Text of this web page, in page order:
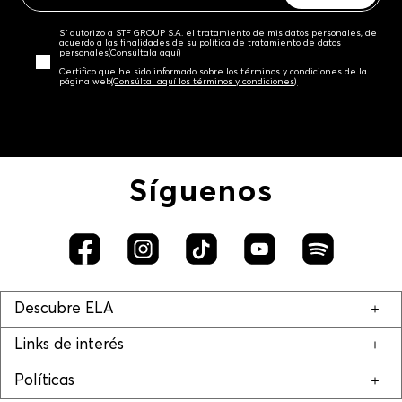
Sí autorizo a STF GROUP S.A. el tratamiento de mis datos personales, de
acuerdo a las finalidades de su política de tratamiento de datos
personales‎(Consúltala aquí)
Certifico que he sido informado sobre los términos y condiciones de la
página web‎(Consúltal aquí los términos y condiciones)
Síguenos
Descubre ELA
Links de interés
Políticas